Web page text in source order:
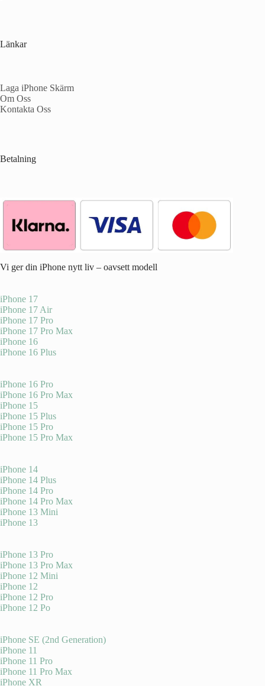
Länkar
Laga iPhone Skärm
Om Oss
Kontakta Oss
Betalning
Vi ger din iPhone nytt liv – oavsett modell
iPhone 17
iPhone 17 Air
iPhone 17 Pro
iPhone 17 Pro Max
iPhone 16
iPhone 16 Plus
iPhone 16 Pro
iPhone 16 Pro Max
iPhone 15
iPhone 15 Plus
iPhone 15 Pro
iPhone 15 Pro Max
iPhone 14
iPhone 14 Plus
iPhone 14 Pro
iPhone 14 Pro Max
iPhone 13 Mini
iPhone 13
iPhone 13 Pro
iPhone 13 Pro Max
iPhone 12 Mini
iPhone 12
iPhone 12 Pro
iPhone 12 Po
iPhone SE (2nd Generation)
iPhone 11
iPhone 11 Pro
iPhone 11 Pro Max
iPhone XR